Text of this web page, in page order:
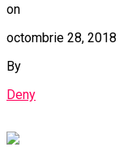
on
octombrie 28, 2018
By
Deny